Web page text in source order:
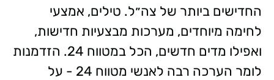
החדישים ביותר של צה״ל. טילים, אמצעי
לחימה מיוחדים, מערכות מבצעיות חדישות,
ואפילו מדים חדשים, הכל במטווח 24. הזדמנות
לומר הערכה רבה לאנשי מטווח 24 - על